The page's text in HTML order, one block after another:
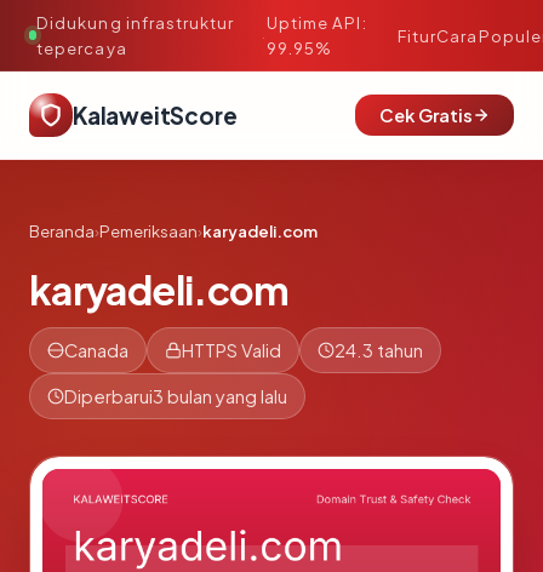
Didukung infrastruktur
tepercaya
·
Uptime API:
99.95%
FiturCara
KalaweitScore Cek Gratis
Beranda›Pemeriksaan›karyadeli.com
karyadeli.com
Canada HTTPS Valid 24.3 tahun
Diperbarui3 bulan yang lalu